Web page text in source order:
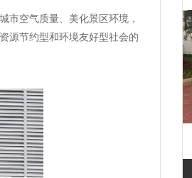
市空气质量、美化景区环境，
源节约型和环境友好型社会的